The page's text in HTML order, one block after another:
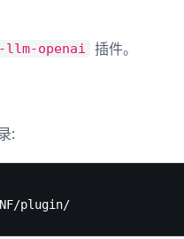
llm-openai 插件。
:
cp fess-llm-openai-15.6.0.jar /path/to/fess/app/WEB-INF/plugin/